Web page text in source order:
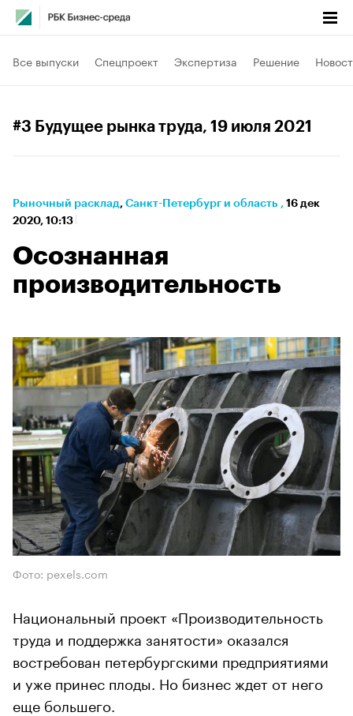
Все выпуски Спецпроект Экспертиза Решение
#3 Будущее рынка труда, 19 июля 2021
Рыночный расклад⁠, Санкт-Петербург и область , 16 дек
2020, 10:13
Осознанная
производительность
Фото: pexels.com
Национальный проект «Производительность
труда и поддержка занятости» оказался
востребован петербургскими предприятиями
и уже принес плоды. Но бизнес ждет от него
еще большего.